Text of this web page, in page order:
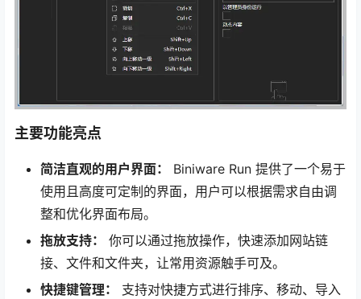
主要功能亮点
简洁直观的用户界面：
Biniware Run 提供了一个易于
使用且高度可定制的界面，用户可以根据需求自由调
整和优化界面布局。
拖放支持：
你可以通过拖放操作，快速添加网站链
接、文件和文件夹，让常用资源触手可及。
快捷键管理：
支持对快捷方式进行排序、移动、导入